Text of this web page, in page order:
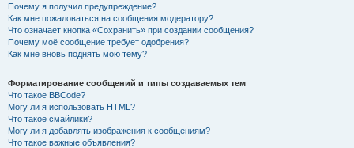
Почему я получил предупреждение?
Как мне пожаловаться на сообщения модератору?
Что означает кнопка «Сохранить» при создании сообщения?
Почему моё сообщение требует одобрения?
Как мне вновь поднять мою тему?
Форматирование сообщений и типы создаваемых тем
Что такое BBCode?
Могу ли я использовать HTML?
Что такое смайлики?
Могу ли я добавлять изображения к сообщениям?
Что такое важные объявления?